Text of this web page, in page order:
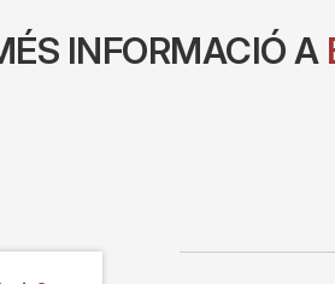
INFORMACIÓ A